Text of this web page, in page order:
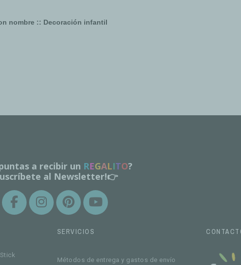
nombre :: Decoración infantil
a recibir un REGALITO?
al Newsletter!👉
SERVICIOS
Métodos de entrega y gastos de envío